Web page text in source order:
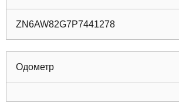
ZN6AW82G7P7441278
Одометр